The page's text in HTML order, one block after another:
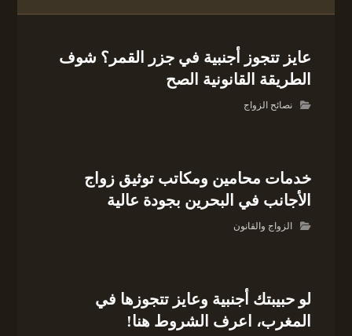
عايز تتجوز أجنبية في جزر القمر؟ شوف
الطريقة القانونية الصح
نصائح الزواج
خدمات محامين ومكاتب توثيق زواج
الأجانب في البحرين بجودة عالية
الزواج والقانون
لو حبيبتك أجنبية وعايز تتجوزها في
المغرب، اعرف الشروط هنا!